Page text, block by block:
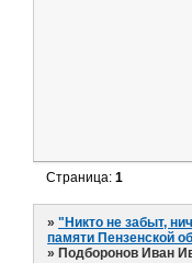
Страница:1
»"Никто не забыт,
памяти Пензенской
» Подборонов Иван